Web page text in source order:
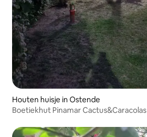
Houten huisje in Ostende
Boetiekhut Pinamar Cactus&Caracolas